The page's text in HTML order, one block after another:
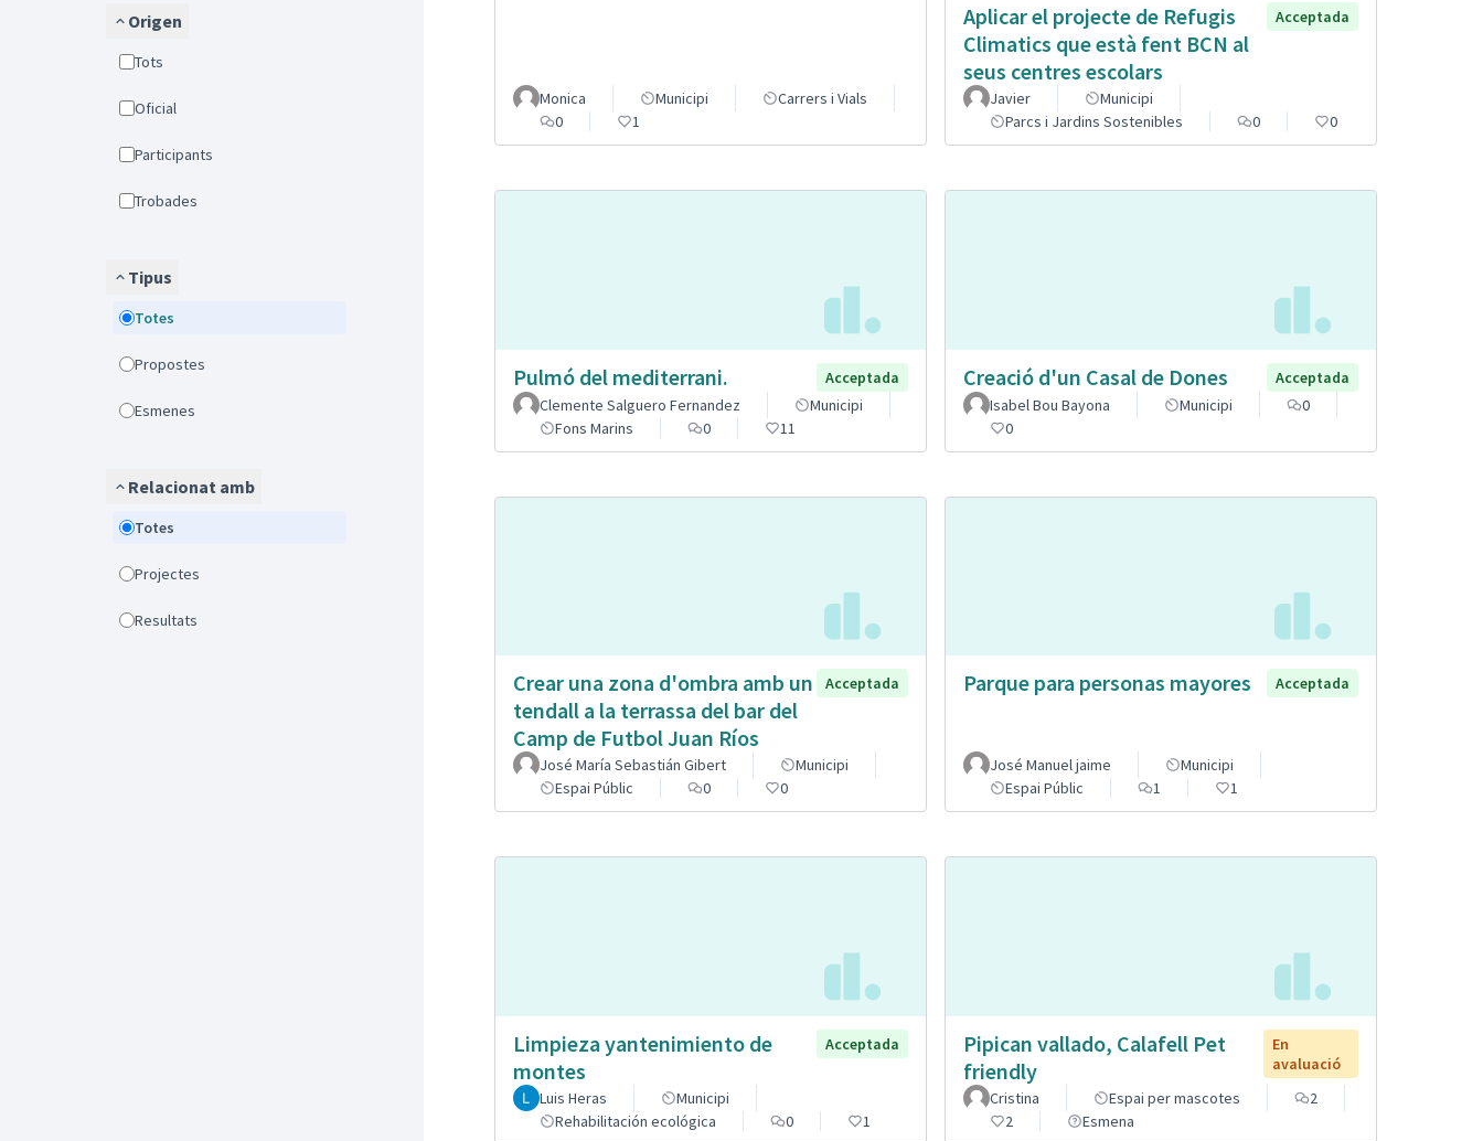
Origen
Tots
Oficial
Participants
Trobades
Tipus
Totes
Propostes
Esmenes
Relacionat amb
Totes
Projectes
Resultats
Monica Municipi
Carrers i Vials
0
1
Aplicar el projecte de Refugis
Climatics que està fent BCN al
seus centres escolars
Acceptada
Javier
Municipi
Parcs i Jardins Sostenibles
0 0
Pulmó del mediterrani.
Acceptada
Clemente Salguero Fernandez
Municipi
Fons Marins
0 11
Creació d'un Casal de Dones
Acceptada
Isabel Bou Bayona
Municipi
0
0
Crear una zona d'ombra amb un
tendall a la terrassa del bar del
Camp de Futbol Juan Ríos
Acceptada
José María Sebastián Gibert
Municipi
Espai Públic
0 0
Parque para personas mayores Acceptada
José Manuel jaime
Municipi
Espai Públic
1 1
Limpieza yantenimiento de
montes
Acceptada
Luis Heras
Municipi
Rehabilitación ecológica
0 1
Pipican vallado, Calafell Pet
friendly
En
avaluació
Cristina
Espai per mascotes
2
2
Esmena